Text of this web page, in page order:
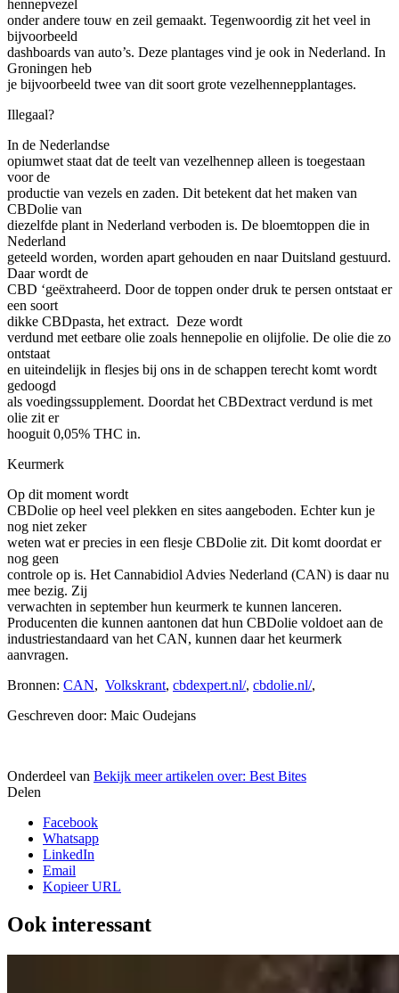
hennepvezel
onder andere touw en zeil gemaakt. Tegenwoordig zit het veel in
bijvoorbeeld
dashboards van auto’s. Deze plantages vind je ook in Nederland. In
Groningen heb
je bijvoorbeeld twee van dit soort grote vezelhennepplantages.
Illegaal?
In de Nederlandse
opiumwet staat dat de teelt van vezelhennep alleen is toegestaan
voor de
productie van vezels en zaden. Dit betekent dat het maken van
CBDolie van
diezelfde plant in Nederland verboden is. De bloemtoppen die in
Nederland
geteeld worden, worden apart gehouden en naar Duitsland gestuurd.
Daar wordt de
CBD ‘geëxtraheerd. Door de toppen onder druk te persen ontstaat er
een soort
dikke CBDpasta, het extract. Deze wordt
verdund met eetbare olie zoals hennepolie en olijfolie. De olie die zo
ontstaat
en uiteindelijk in flesjes bij ons in de schappen terecht komt wordt
gedoogd
als voedingssupplement. Doordat het CBDextract verdund is met
olie zit er
hooguit 0,05% THC in.
Keurmerk
Op dit moment wordt
CBDolie op heel veel plekken en sites aangeboden. Echter kun je
nog niet zeker
weten wat er precies in een flesje CBDolie zit. Dit komt doordat er
nog geen
controle op is. Het Cannabidiol Advies Nederland (CAN) is daar nu
mee bezig. Zij
verwachten in september hun keurmerk te kunnen lanceren.
Producenten die kunnen aantonen dat hun CBDolie voldoet aan de
industriestandaard van het CAN, kunnen daar het keurmerk
aanvragen.
Bronnen: CAN, Volkskrant, cbdexpert.nl/, cbdolie.nl/,
Geschreven door: Maic Oudejans
Onderdeel van Bekijk meer artikelen over: Best Bites
Delen
Facebook
Whatsapp
LinkedIn
Email
Kopieer URL
Ook interessant